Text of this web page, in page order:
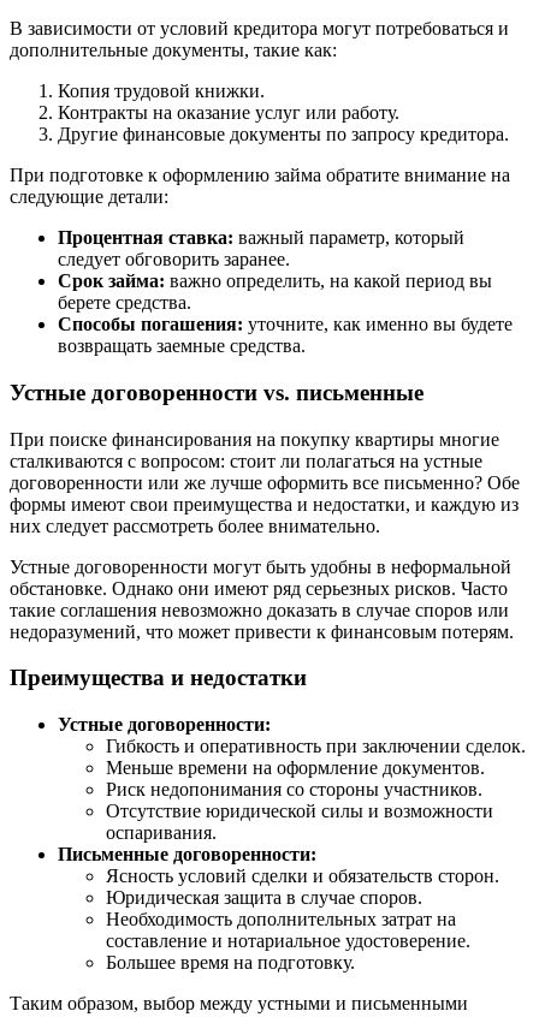
В зависимости от условий кредитора могут потребоваться и
дополнительные документы, такие как:
Копия трудовой книжки.
Контракты на оказание услуг или работу.
Другие финансовые документы по запросу кредитора.
При подготовке к оформлению займа обратите внимание на
следующие детали:
Процентная ставка: важный параметр, который
следует обговорить заранее.
Срок займа: важно определить, на какой период вы
берете средства.
Способы погашения: уточните, как именно вы будете
возвращать заемные средства.
Устные договоренности vs. письменные
При поиске финансирования на покупку квартиры многие
сталкиваются с вопросом: стоит ли полагаться на устные
договоренности или же лучше оформить все письменно? Обе
формы имеют свои преимущества и недостатки, и каждую из
них следует рассмотреть более внимательно.
Устные договоренности могут быть удобны в неформальной
обстановке. Однако они имеют ряд серьезных рисков. Часто
такие соглашения невозможно доказать в случае споров или
недоразумений, что может привести к финансовым потерям.
Преимущества и недостатки
Устные договоренности:
Гибкость и оперативность при заключении сделок.
Меньше времени на оформление документов.
Риск недопонимания со стороны участников.
Отсутствие юридической силы и возможности
оспаривания.
Письменные договоренности:
Ясность условий сделки и обязательств сторон.
Юридическая защита в случае споров.
Необходимость дополнительных затрат на
составление и нотариальное удостоверение.
Большее время на подготовку.
Таким образом, выбор между устными и письменными